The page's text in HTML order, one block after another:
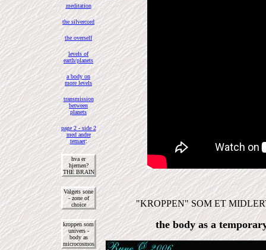
meditation
the silvercord
the overself
levels of
earth/planets
a body on
more levels
transmission
between
planets
page 2 - side 2
med andre
temaer:
hva er
hjernen?
THE BRAIN
Valgets sone
- zone of
choice
kroppen som
univers -
body as
microcosmos
"KROPPEN" SOM ET
the body as a